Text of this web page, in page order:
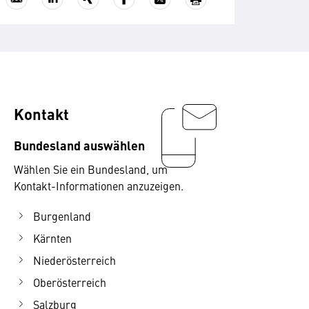
Kontakt
Bundesland auswählen
Wählen Sie ein Bundesland, um
Kontakt-Informationen anzuzeigen.
Burgenland
Kärnten
Niederösterreich
Oberösterreich
Salzburg